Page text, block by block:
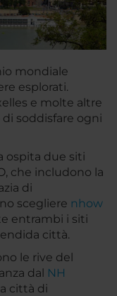
mondiale
esplorati.
e molte altre
soddisfare ogni
ospita due siti
che includono la
di
scegliere nhow
entrambi i siti
città.
le rive del
dal NH
città di